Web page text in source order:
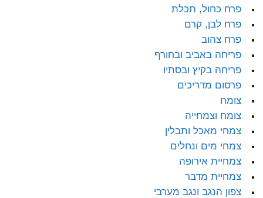
פרח כחול, תכלת
פרח לבן, קרם
פרח צהוב
פריחה באביב ובחורף
פריחה בקיץ ובסתיו
פרסום מדריכים
צומח
צומח וצמחייה
צמחי מאכל ותבלין
צמחי מים ונחלים
צמחיית אירופה
צמחיית מדבר
צפון הנגב ונגב מערבי